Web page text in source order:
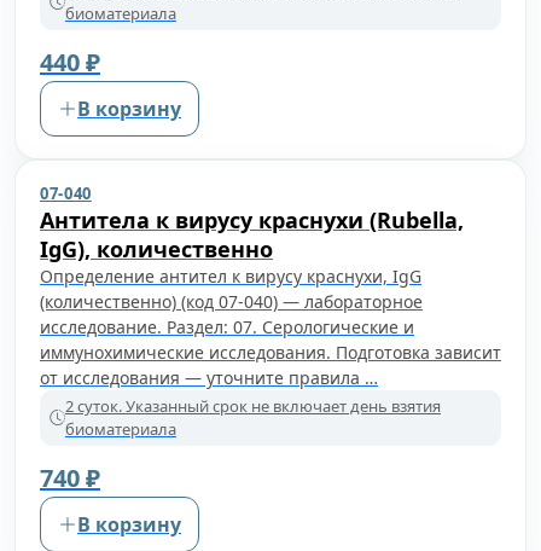
биоматериала
440 ₽
В корзину
07-040
Антитела к вирусу краснухи (Rubella,
IgG), количественно
Определение антител к вирусу краснухи, IgG
(количественно) (код 07-040) — лабораторное
исследование. Раздел: 07. Серологические и
иммунохимические исследования. Подготовка зависит
от исследования — уточните правила …
2 суток. Указанный срок не включает день взятия
биоматериала
740 ₽
В корзину